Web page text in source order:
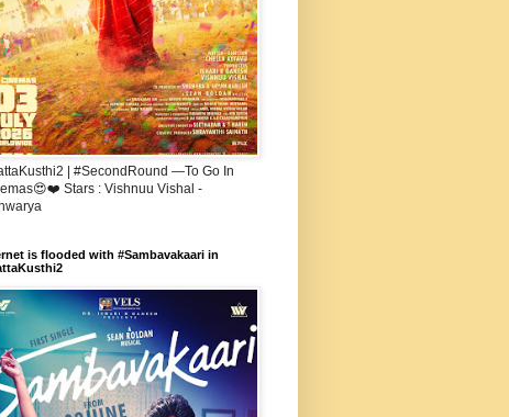
| #SecondRound —To Go In
Stars : Vishnuu Vishal -
is flooded with #Sambavakaari in